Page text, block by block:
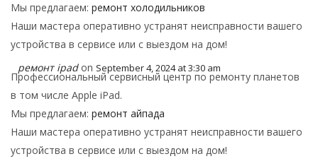
Мы предлагаем: ремонт холодильников
Наши мастера оперативно устранят неисправности вашего
устройства в сервисе или с выездом на дом!
ремонт ipad on September 4, 2024 at 3:30 am
Профессиональный сервисный центр по ремонту планетов
в том числе Apple iPad.
Мы предлагаем: ремонт айпада
Наши мастера оперативно устранят неисправности вашего
устройства в сервисе или с выездом на дом!